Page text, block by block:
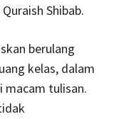
Shibab.
berulang
kelas, dalam
macam tulisan.